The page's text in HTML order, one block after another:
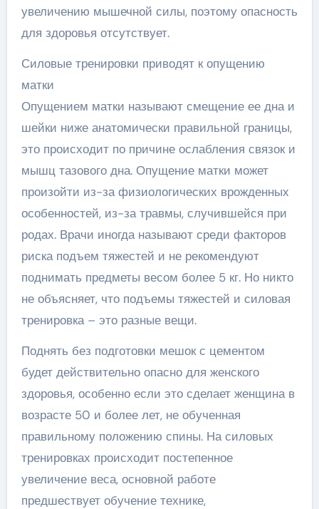
увеличению мышечной силы, поэтому опасность
для здоровья отсутствует.
Силовые тренировки приводят к опущению
матки
Опущением матки называют смещение ее дна и
шейки ниже анатомически правильной границы,
это происходит по причине ослабления связок и
мышц тазового дна. Опущение матки может
произойти из-за физиологических врожденных
особенностей, из-за травмы, случившейся при
родах. Врачи иногда называют среди факторов
риска подъем тяжестей и не рекомендуют
поднимать предметы весом более 5 кг. Но никто
не объясняет, что подъемы тяжестей и силовая
тренировка – это разные вещи.
Поднять без подготовки мешок с цементом
будет действительно опасно для женского
здоровья, особенно если это сделает женщина в
возрасте 50 и более лет, не обученная
правильному положению спины. На силовых
тренировках происходит постепенное
увеличение веса, основной работе
предшествует обучение технике,